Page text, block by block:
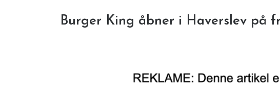
Burger King åbner i Haverslev på